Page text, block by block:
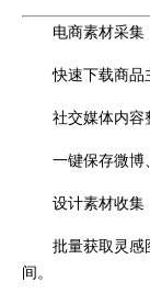
电商素材采集
快速下载商品
社交媒体内容
一键保存微博
设计素材收集
批量获取灵
间。